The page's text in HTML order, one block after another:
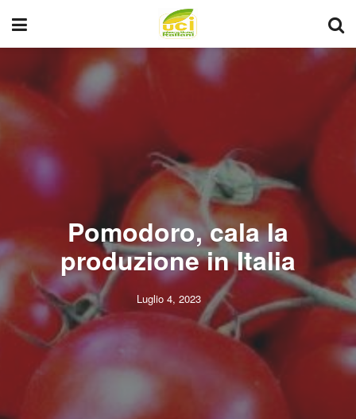
Pomodoro, cala la
produzione in Italia
Luglio 4, 2023